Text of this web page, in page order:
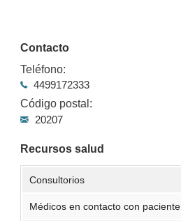
Contacto
Teléfono:
4499172333
Código postal:
20207
Recursos salud
Consultorios
Médicos en contacto con paciente